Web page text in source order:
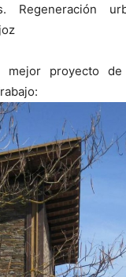
Regeneración
proyecto de